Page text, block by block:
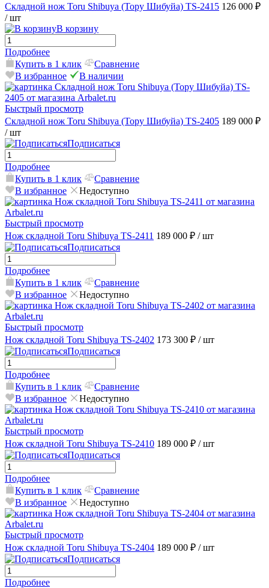
Складной нож Toru Shibuya (Тору Шибуйа) TS-2415 126 000 ₽
/ шт
В корзину
Подробнее
Купить в 1 клик
Сравнение
В избранное
В наличии
Быстрый просмотр
Складной нож Toru Shibuya (Тору Шибуйа) TS-2405 189 000 ₽
/ шт
Подписаться
Подробнее
Купить в 1 клик
Сравнение
В избранное
Недоступно
Быстрый просмотр
Нож складной Toru Shibuya TS-2411 189 000 ₽ / шт
Подписаться
Подробнее
Купить в 1 клик
Сравнение
В избранное
Недоступно
Быстрый просмотр
Нож складной Toru Shibuya TS-2402 173 300 ₽ / шт
Подписаться
Подробнее
Купить в 1 клик
Сравнение
В избранное
Недоступно
Быстрый просмотр
Нож складной Toru Shibuya TS-2410 189 000 ₽ / шт
Подписаться
Подробнее
Купить в 1 клик
Сравнение
В избранное
Недоступно
Быстрый просмотр
Нож складной Toru Shibuya TS-2404 189 000 ₽ / шт
Подписаться
Подробнее